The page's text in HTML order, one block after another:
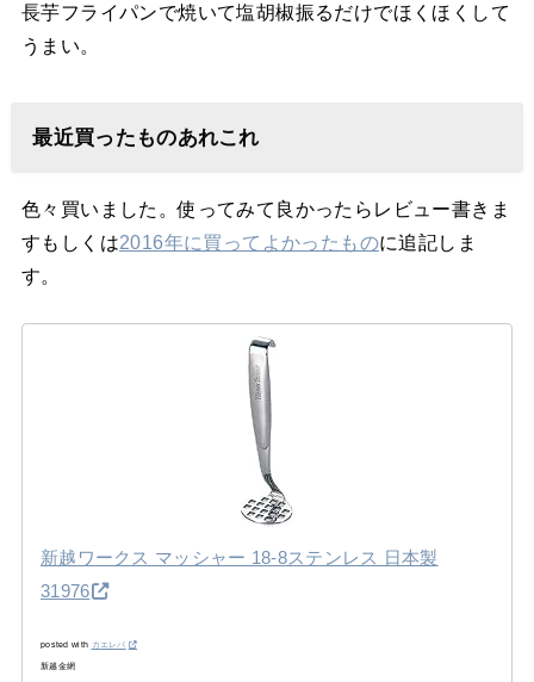
長芋フライパンで焼いて塩胡椒振るだけでほくほくして
うまい。
最近買ったものあれこれ
色々買いました。使ってみて良かったらレビュー書きま
すもしくは2016年に買ってよかったものに追記しま
す。
新越ワークス マッシャー 18-8ステンレス 日本製
31976
posted with カエレバ
新越金網